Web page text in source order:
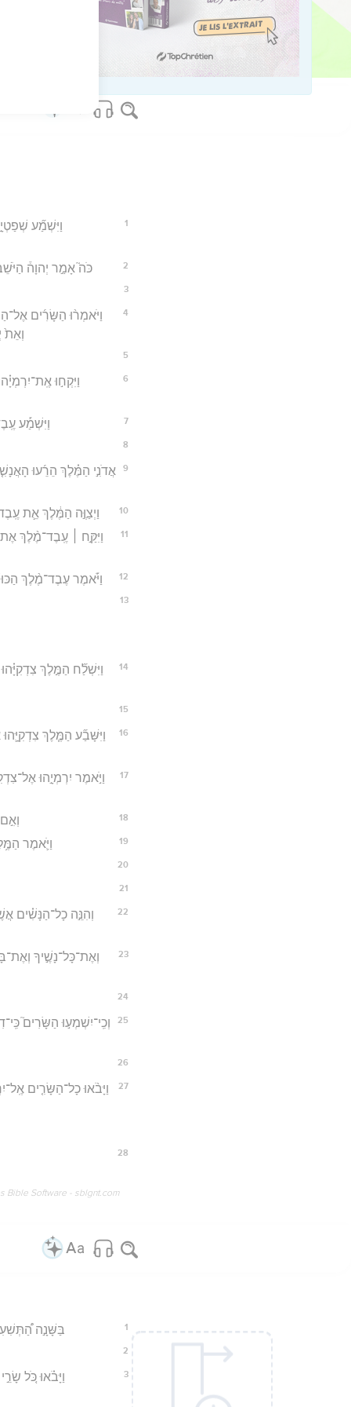
Software - sblgnt.com
1
וַיִּשְׁמַ֞ע
2 כֹּה֮ אָמַ֣ר יְהוָה֒
3
4
וַיֹּאמְר֨וּ הַשָּׂרִ֜ים
וְאֵת֙
5
6
וַיִּקְח֣וּ
7 וַיִּשְׁמַ֡ע
8
9
אֲדֹנִ֣י הַמֶּ֗לֶךְ הֵרֵ֜עוּ
10 וַיְצַוֶּ֣ה הַמֶּ֔לֶךְ אֵ֛ת
11
וַיִּקַּ֣ח ׀ עֶֽבֶד־מֶ֨לֶךְ
12 וַיֹּ֡אמֶר עֶבֶד־מֶ֨לֶךְ
13
14
וַיִּשְׁלַ֞ח הַמֶּ֣לֶךְ
15
16
וַיִּשָּׁבַ֞ע הַמֶּ֧לֶךְ
17
וַיֹּ֣אמֶר יִרְמְיָ֣הוּ
18
19 וַיֹּ֛אמֶר
20
21
22
וְהִנֵּ֣ה כָל־הַנָּשִׁ֗ים
23
וְאֶת־כָּל־נָשֶׁ֣יךָ
24
25
וְכִֽי־יִשְׁמְע֣וּ הַשָּׂרִים֮
26
27 וַיָּבֹ֨אוּ כָל־הַשָּׂרִ֤ים
28
Bible Software - sblgnt.com
1 בַּשָּׁנָ֣ה
2
3
וַיָּבֹ֗אוּ כֹּ֚ל